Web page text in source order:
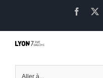
contenu
Aller à...